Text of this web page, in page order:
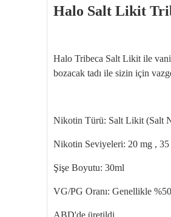
Halo Salt Likit
Halo Tribeca Salt Likit ile
bozacak tadı ile sizin için
Nikotin Türü: Salt Likit (Salt
Nikotin Seviyeleri: 20 mg , 35
Şişe Boyutu: 30ml
VG/PG Oranı: Genellikle
ABD'de üretildi